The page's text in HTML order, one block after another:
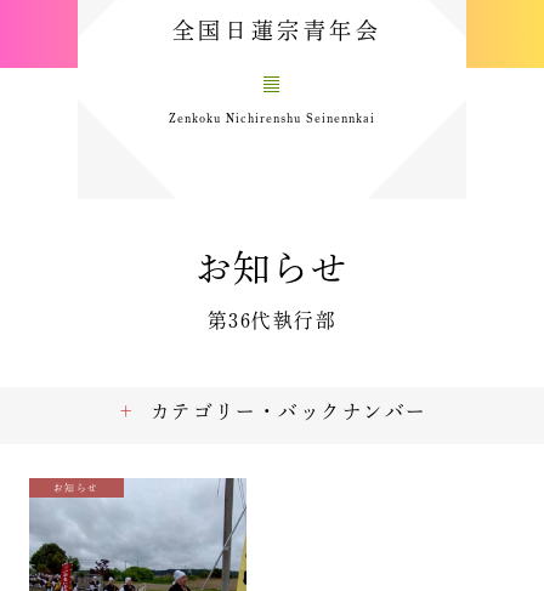
全国日蓮宗青年会
Zenkoku Nichirenshu Seinennkai
お知らせ
第36代執行部
お知らせ
カテゴリー・バックナンバー